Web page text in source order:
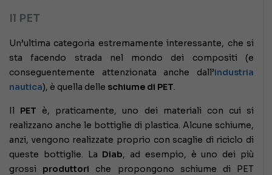
Il PET
Un’ultima categoria estremamente interessante, che si
sta facendo strada nel mondo dei compositi (e
conseguentemente attenzionata anche dall’industria
nautica), è quella delle schiume di PET.
Il PET è, praticamente, uno dei materiali con cui si
realizzano anche le bottiglie di plastica. Alcune schiume,
anzi, vengono realizzate proprio con scaglie di riciclo di
queste bottiglie. La Diab, ad esempio, è uno dei più
grossi produttori che propongono schiume di PET